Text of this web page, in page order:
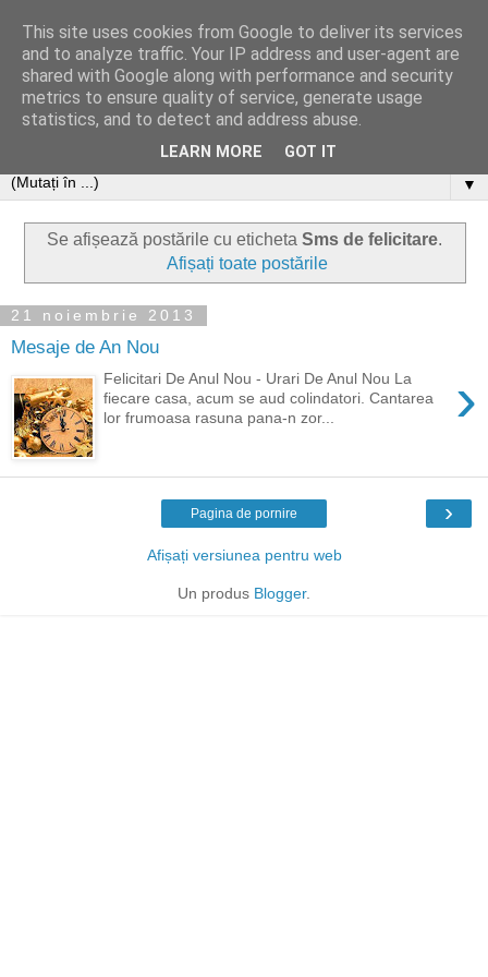
▼
Se afișează postările cu eticheta Sms de felicitare.
Afișați toate postările
21 noiembrie 2013
Mesaje de An Nou
›
Felicitari De Anul Nou - Urari De Anul Nou La
fiecare casa, acum se aud colindatori. Cantarea
lor frumoasa rasuna pana-n zor...
›
Pagina de pornire
Afișați versiunea pentru web
Un produs Blogger.
This site uses cookies from Google to deliver its services
and to analyze traffic. Your IP address and user-agent are
shared with Google along with performance and security
metrics to ensure quality of service, generate usage
statistics, and to detect and address abuse.
LEARN MORE GOT IT